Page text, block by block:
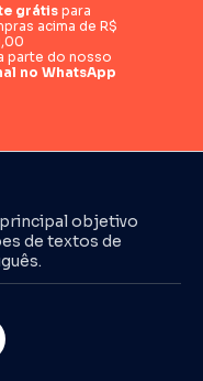
grátispara
acima de R$
parte do nosso
no WhatsApp
objetivo
de textos de